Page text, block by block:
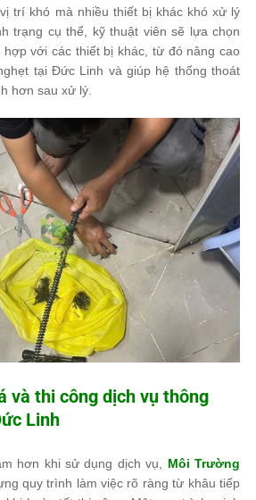
trí khó mà nhiều thiết bị khác khó xử lý
trạng cụ thể, kỹ thuật viên sẽ lựa chọn
với các thiết bị khác, từ đó nâng cao
tại Đức Linh và giúp hệ thống thoát
hơn sau xử lý.
và thi công dịch vụ thông
Linh
hơn khi sử dụng dịch vụ, Môi Trường
quy trình làm việc rõ ràng từ khâu tiếp